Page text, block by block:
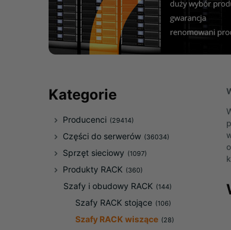
Kategorie
Producenci (29414)
Części do serwerów (36034)
Sprzęt sieciowy (1097)
Produkty RACK (360)
Szafy i obudowy RACK (144)
Szafy RACK stojące (106)
Szafy RACK wiszące (28)